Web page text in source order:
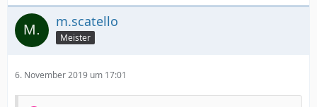
m.scatello
Meister
6. November 2019 um 17:01